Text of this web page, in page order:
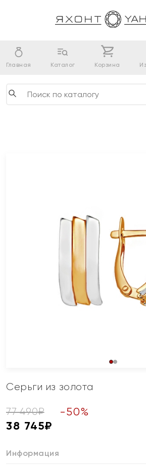
Главная Каталог Корзина
Серьги из золота
77 490₽ -50%
38 745₽
Информация